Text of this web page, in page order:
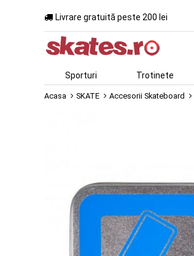
Livrare gratuită peste 200 lei
Sporturi Trotinete
Acasa SKATE Accesorii Skateboard